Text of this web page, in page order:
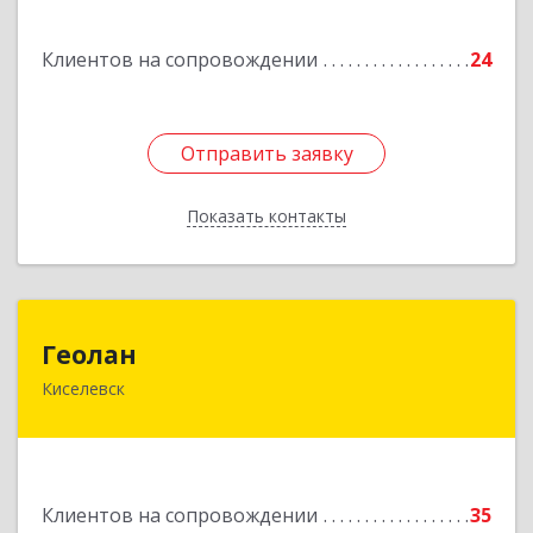
Клиентов на сопровождении 24
Отправить заявку
Показать контакты
Отправить заявку
Назад
Геолан
Киселевск
Клиентов на сопровождении 35